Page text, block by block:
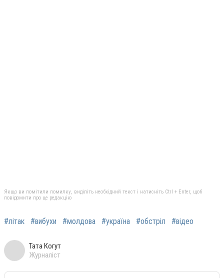
Якщо ви помітили помилку, виділіть необхідний текст і натисніть Ctrl + Enter, щоб
повідомити про це редакцію
#літак #вибухи #молдова #україна #обстріл #відео
Тата Когут
Журналіст